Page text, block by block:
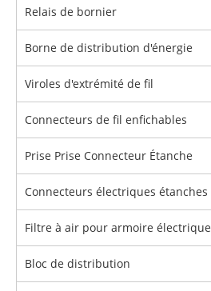
Relais de bornier
Borne de distribution d'énergie
Viroles d'extrémité de fil
Connecteurs de fil enfichables
Prise Prise Connecteur Étanche
Connecteurs électriques étanches
Filtre à air pour armoire électrique
Bloc de distribution